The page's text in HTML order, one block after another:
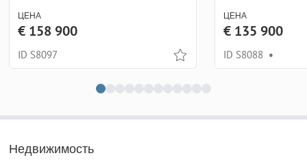
ЦЕНА
€ 158 900
ID S8097
ЦЕНА
€ 135 900
ID S8088 •
Недвижимость